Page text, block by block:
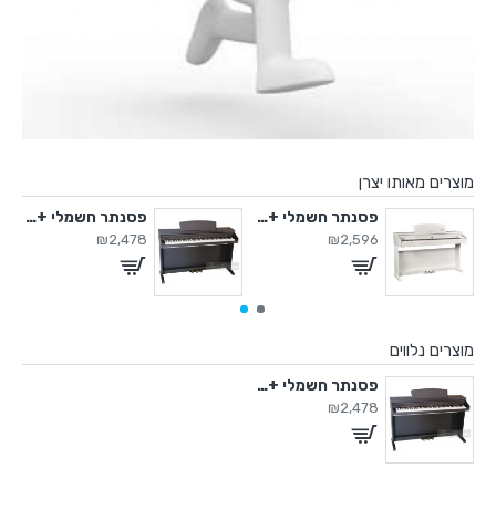
מוצרים מאותו יצרן
פסנתר חשמלי +3 שנות אחריות
₪2,596
פסנתר חשמלי +3 שנות אחריות
₪2,478
מוצרים נלווים
פסנתר חשמלי +3 שנות אחריות
₪2,478